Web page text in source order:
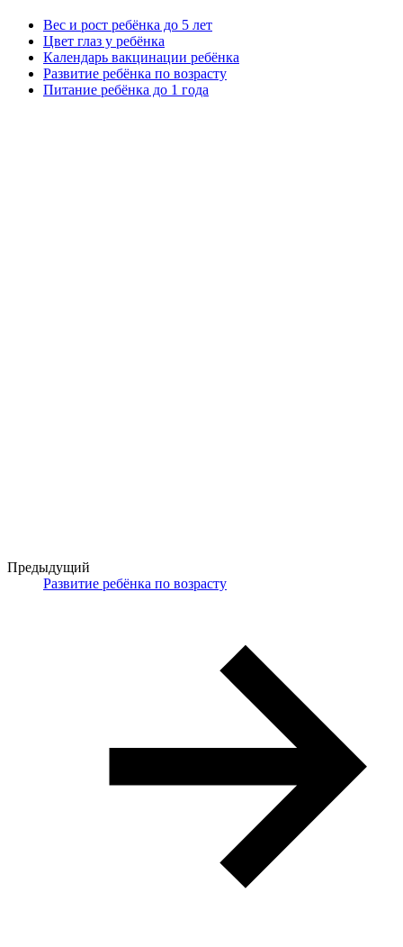
Вес и рост ребёнка до 5 лет
Цвет глаз у ребёнка
Календарь вакцинации ребёнка
Развитие ребёнка по возрасту
Питание ребёнка до 1 года
Предыдущий
Развитие ребёнка по возрасту